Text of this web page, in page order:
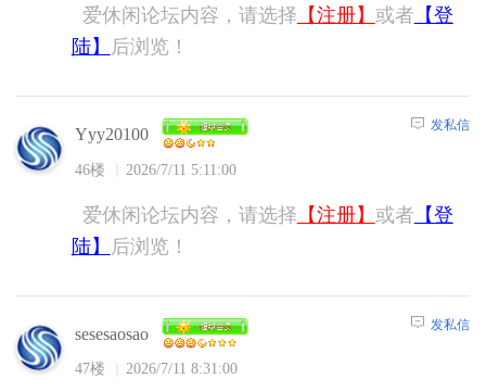
爱休闲论坛内容，请选择 【注册】 或者 【登
陆】
后浏览！
Yyy20100
46楼 2026/7/11 5:11:00
发私信
爱休闲论坛内容，请选择 【注册】 或者 【登
陆】
后浏览！
sesesaosao
47楼 2026/7/11 8:31:00
发私信